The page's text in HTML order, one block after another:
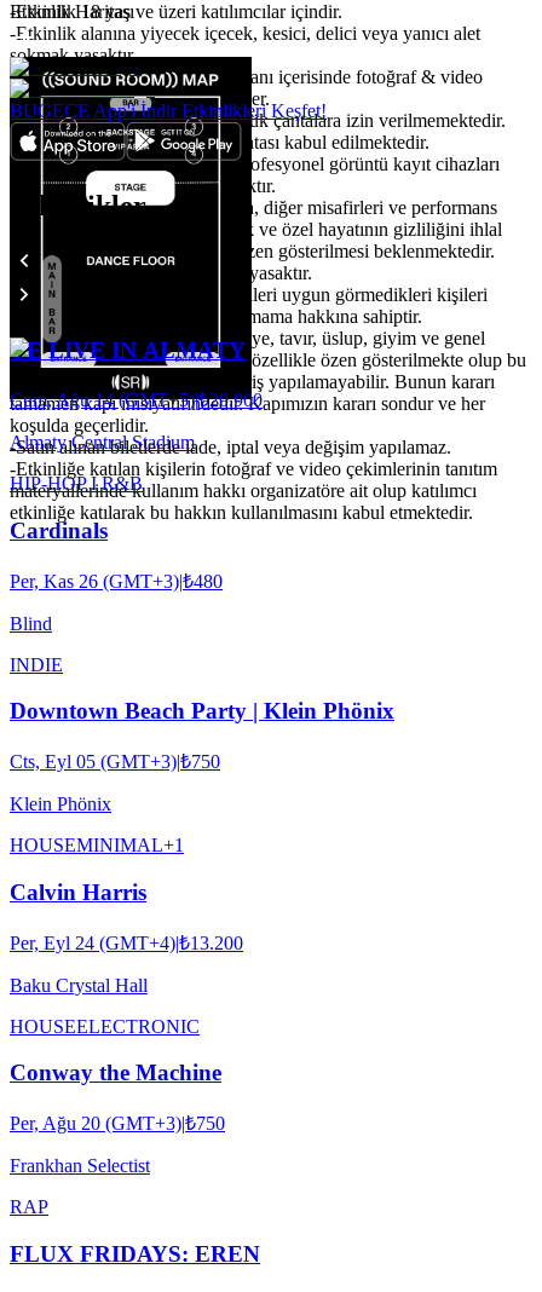
-Etkinlik 18 yaş ve üzeri katılımcılar içindir.
-Etkinlik alanına yiyecek içecek, kesici, delici veya yanıcı alet
sokmak yasaktır.
-Etkinlik katılımcıları etkinlik alanı içerisinde fotoğraf & video
çekiminin yapılacağını kabul eder.
- Sırt çantası, tote bag veya büyük çantalara izin verilmemektedir.
Yalnızca küçük çanta ve bel çantası kabul edilmektedir.
-Yazılı izin olmadığı takdirde profesyonel görüntü kayıt cihazları
sokmak ve çekim yapmak yasaktır.
-Profesyonel olmayan cihazlarla, diğer misafirleri ve performans
veren sanatçıları rahatsız edecek ve özel hayatının gizliliğini ihlal
edecek çekim yapılmamasına özen gösterilmesi beklenmektedir.
Flaşlı çekim yapmak kesinlikle yasaktır.
-Organizasyon ve mekan yetkilileri uygun görmedikleri kişileri
etkinlik ve backstage alanına almama hakkına sahiptir.
-Kadın-erkek sayısındaki dengeye, tavır, üslup, giyim ve genel
anlamıyla uygunluk konularına özellikle özen gösterilmekte olup bu
ve bu gibi sebeplerden ötürü giriş yapılamayabilir. Bunun kararı
tamamen kapı inisiyatifindedir. Kapımızın kararı sondur ve her
koşulda geçerlidir.
-Satın alınan biletlerde iade, iptal veya değişim yapılamaz.
-Etkinliğe katılan kişilerin fotoğraf ve video çekimlerinin tanıtım
materyallerinde kullanım hakkı organizatöre ait olup katılımcı
etkinliğe katılarak bu hakkın kullanılmasını kabul etmektedir.
Etkinlik Haritası
BUGECE App'i İndir Etkinlikleri Keşfet!
Etkinlikler
YE LIVE IN ALMATY
Cum, Ağu 14 (GMT+5)|₺20.900
Almaty Central Stadium
HIP-HOP I R&B
Cardinals
Per, Kas 26 (GMT+3)|₺480
Blind
INDIE
Downtown Beach Party | Klein Phönix
Cts, Eyl 05 (GMT+3)|₺750
Klein Phönix
HOUSEMINIMAL+1
Calvin Harris
Per, Eyl 24 (GMT+4)|₺13.200
Baku Crystal Hall
HOUSEELECTRONIC
Conway the Machine
Per, Ağu 20 (GMT+3)|₺750
Frankhan Selectist
RAP
FLUX FRIDAYS: EREN